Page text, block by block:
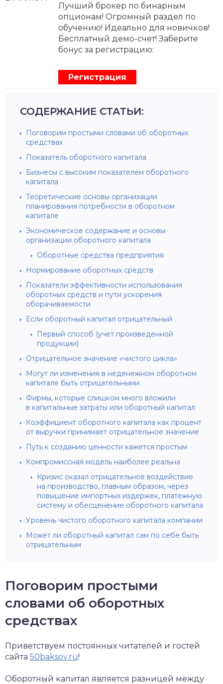
Лучший брокер по бинарным
опционам! Огромный раздел по
обучению! Идеально для новичков!
Бесплатный демо-счет! Заберите
бонус за регистрацию:
Регистрация
СОДЕРЖАНИЕ СТАТЬИ:
Поговорим простыми словами об оборотных
средствах
Показатель оборотного капитала
Бизнесы с высоким показателем оборотного
капитала
Теоретические основы организации
планирования потребности в оборотном
капитале
Экономическое содержание и основы
организации оборотного капитала
Оборотные средства предприятия
Нормирование оборотных средств
Показатели эффективности использования
оборотных средств и пути ускорения
оборачиваемости
Если оборотный капитал отрицательный
Первый способ (учет произведенной
продукции)
Отрицательное значение «чистого цикла»
Могут ли изменения в неденежном оборотном
капитале быть отрицательными
Фирмы, которые слишком много вложили
в капитальные затраты или оборотный капитал
Коэффициент оборотного капитала как процент
от выручки принимает отрицательное значение
Путь к созданию ценности кажется простым
Компромиссная модель наиболее реальна
Кризис оказал отрицательное воздействие
на производство, главным образом, через
повышение импортных издержек, платежную
систему и обесценение оборотного капитала
Уровень чистого оборотного капитала компании
Может ли оборотный капитал сам по себе быть
отрицательным
Поговорим простыми
словами об оборотных
средствах
Приветствуем постоянных читателей и гостей
сайта 50baksov.ru!
Оборотный капитал является разницей между